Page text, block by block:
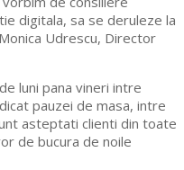
digitala, sa se deruleze la
Udrescu, Director
luni pana vineri intre
pauzei de masa, intre
asteptati clienti din toate
de bucura de noile